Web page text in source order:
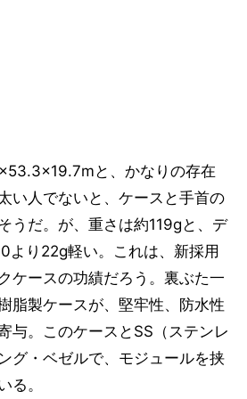
と、かなりの存在
い人でないと、ケースと手首の
うだ。が、重さは約119gと、デ
より22g軽い。これは、新採用
ケースの功績だろう。裏ぶた一
脂製ケースが、堅牢性、防水性
与。このケースとSS（ステンレ
グ・ベゼルで、モジュールを挟
る。